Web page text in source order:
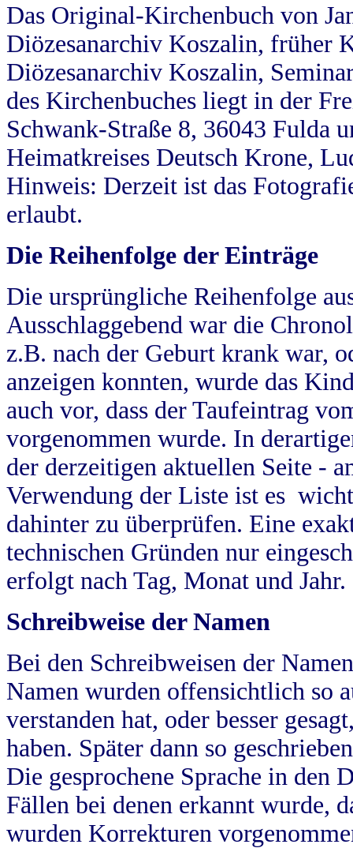
Das Original-Kirchenbuch von
Diözesanarchiv Koszalin, früher
Diözesanarchiv Koszalin,
des Kirchenbuches liegt in der
Schwank-Straße 8, 36043 Fulda
Heimatkreises Deutsch Krone,
Hinweis: Derzeit ist das
erlaubt.
Die Reihenfolge der Einträge
Die ursprüngliche Reihenfolge
Ausschlaggebend war die
z.B. nach der Geburt krank war,
anzeigen konnten, wurde das
auch vor, dass der Taufeintrag
vorgenommen wurde. In
der derzeitigen aktuellen Seite -
Verwendung der Liste ist es
dahinter zu überprüfen. Eine
technischen Gründen nur
erfolgt nach Tag, Monat und Jahr.
Schreibweise der Namen
Bei den Schreibweisen der
Namen wurden offensichtlich so
verstanden hat, oder besser
haben. Später dann so
Die gesprochene Sprache in
Fällen bei denen erkannt wurde,
wurden Korrekturen